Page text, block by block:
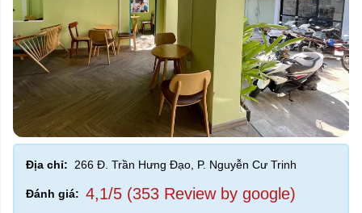
Địa chỉ: 266 Đ. Trần Hưng Đạo, P. Nguyễn Cư Trinh
Đánh giá: 4,1/5 (353 Review by google)